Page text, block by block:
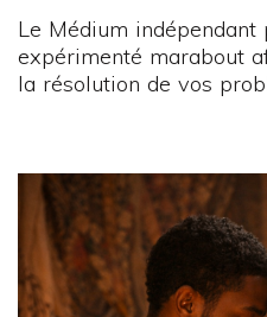
Le Médium
expérimenté marabout
la résolution de vos